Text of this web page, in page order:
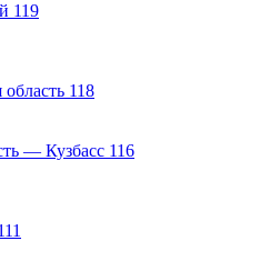
119
118
— Кузбасс 116